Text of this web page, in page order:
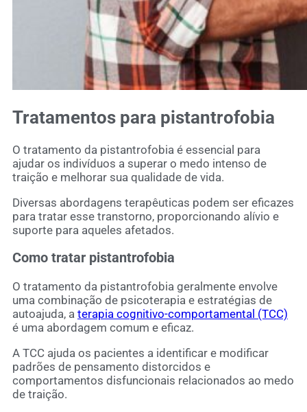
Tratamentos para pistantrofobia
O tratamento da pistantrofobia é essencial para
ajudar os indivíduos a superar o medo intenso de
traição e melhorar sua qualidade de vida.
Diversas abordagens terapêuticas podem ser eficazes
para tratar esse transtorno, proporcionando alívio e
suporte para aqueles afetados.
Como tratar pistantrofobia
O tratamento da pistantrofobia geralmente envolve
uma combinação de psicoterapia e estratégias de
autoajuda, a terapia cognitivo-comportamental (TCC)
é uma abordagem comum e eficaz.
A TCC ajuda os pacientes a identificar e modificar
padrões de pensamento distorcidos e
comportamentos disfuncionais relacionados ao medo
de traição.